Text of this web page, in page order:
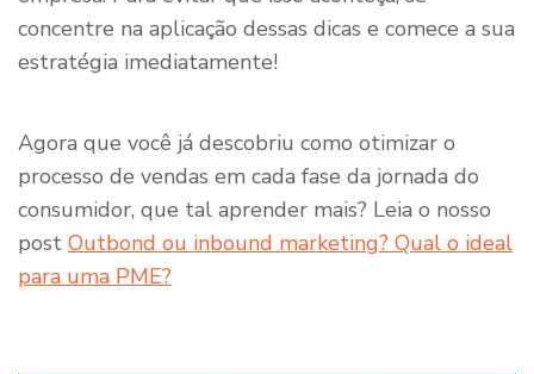
concentre na aplicação dessas dicas e comece a sua
estratégia imediatamente!
Agora que você já descobriu como otimizar o
processo de vendas em cada fase da jornada do
consumidor, que tal aprender mais? Leia o nosso
post Outbond ou inbound marketing? Qual o ideal
para uma PME?